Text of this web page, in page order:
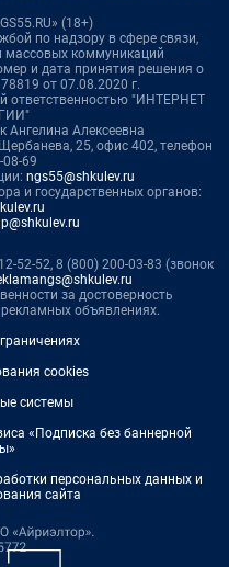
(18+)
по надзору в сфере связи,
массовых коммуникаций
и дата принятия решения о
от 07.08.2020 г.
ответственностью "ИНТЕРНЕТ
Ангелина Алексеевна
25, офис 402, телефон
69
ngs55@shkulev.ru
и государственных органов:
52-52, 8 (800) 200-03-83 (звонок
за достоверность
объявлениях.
cookies
системы
«Подписка без баннерной
персональных данных и
сайта